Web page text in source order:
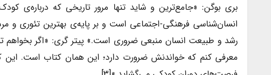
بری بوگن: «جامع‌ترین و شاید تنها مرور تاریخی که درباره‌ی
انسان‌شناسی فرهنگی-اجتماعی است و بر پایه‌ی بهترین تئوری و
رشد و طبیعت انسان منبعی ضروری است.» پیتر گری: «اگر بخواهم
معرفی کنم که خواندنش ضرورت دارد؛ این همان کتاب است. این